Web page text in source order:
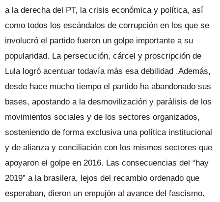
a la derecha del PT, la crisis económica y política, así
como todos los escándalos de corrupción en los que se
involucró el partido fueron un golpe importante a su
popularidad. La persecución, cárcel y proscripción de
Lula logró acentuar todavía más esa debilidad .Además,
desde hace mucho tiempo el partido ha abandonado sus
bases, apostando a la desmovilización y parálisis de los
movimientos sociales y de los sectores organizados,
sosteniendo de forma exclusiva una política institucional
y de alianza y conciliación con los mismos sectores que
apoyaron el golpe en 2016. Las consecuencias del “hay
2019” a la brasilera, lejos del recambio ordenado que
esperaban, dieron un empujón al avance del fascismo.